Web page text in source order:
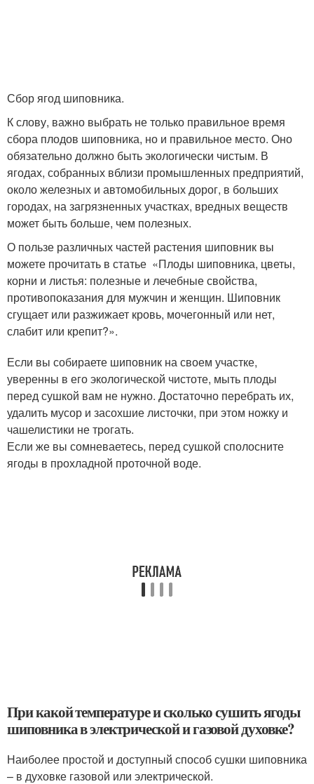
Сбор ягод шиповника.
К слову, важно выбрать не только правильное время
сбора плодов шиповника, но и правильное место. Оно
обязательно должно быть экологически чистым. В
ягодах, собранных вблизи промышленных предприятий,
около железных и автомобильных дорог, в больших
городах, на загрязненных участках, вредных веществ
может быть больше, чем полезных.
О пользе различных частей растения шиповник вы
можете прочитать в статье «Плоды шиповника, цветы,
корни и листья: полезные и лечебные свойства,
противопоказания для мужчин и женщин. Шиповник
сгущает или разжижает кровь, мочегонный или нет,
слабит или крепит?».
Если вы собираете шиповник на своем участке,
уверенны в его экологической чистоте, мыть плоды
перед сушкой вам не нужно. Достаточно перебрать их,
удалить мусор и засохшие листочки, при этом ножку и
чашелистики не трогать.
Если же вы сомневаетесь, перед сушкой сполосните
ягоды в прохладной проточной воде.
При какой температуре и сколько сушить ягоды
шиповника в электрической и газовой духовке?
Наиболее простой и доступный способ сушки шиповника
– в духовке газовой или электрической.